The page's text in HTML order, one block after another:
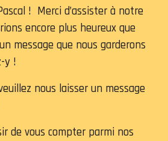
! Merci d’assister à notre
encore plus heureux que
message que nous garderons
y !
nous laisser un message
de vous compter parmi nos